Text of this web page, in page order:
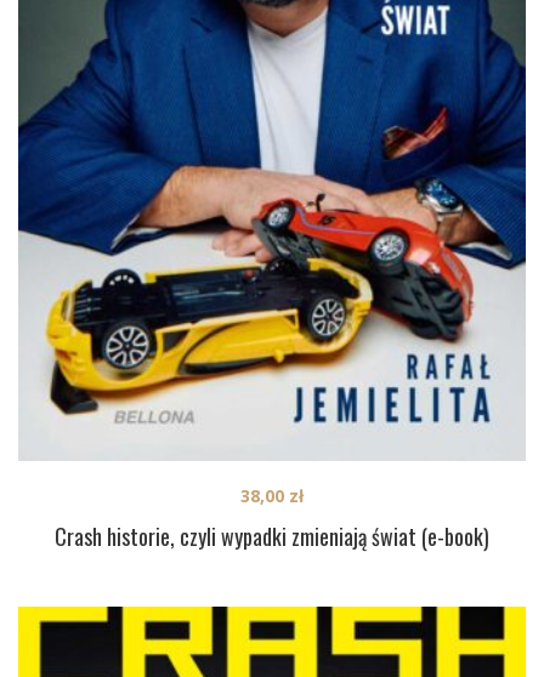
Crash historie, czyli wypadki zmieniają świat (e-book)
38,00 zł